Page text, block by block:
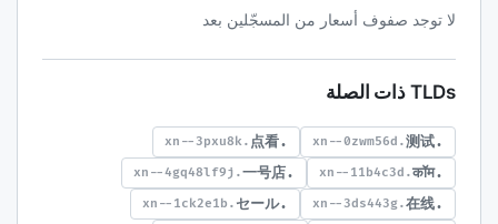
لا توجد صفوف أسعار من المسجّلين بعد
TLDs ذات الصلة
.测试
.xn--0zwm56d
.点看
.xn--3pxu8k
.कॉम
.xn--11b4c3d
.一号店
.xn--4gq48lf9j
.在线
.xn--3ds443g
.セール
.xn--1ck2e1b